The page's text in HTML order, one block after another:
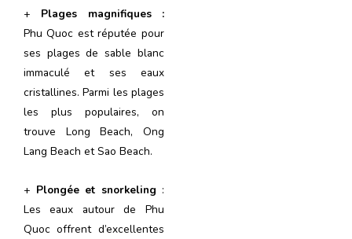
+ Plages magnifiques :
Phu Quoc est réputée pour
ses plages de sable blanc
immaculé et ses eaux
cristallines. Parmi les plages
les plus populaires, on
trouve Long Beach, Ong
Lang Beach et Sao Beach.
+ Plongée et snorkeling :
Les eaux autour de Phu
Quoc offrent d’excellentes